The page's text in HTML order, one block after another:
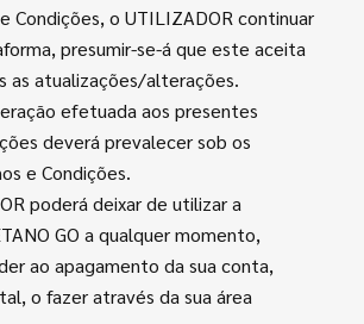
Condições, o UTILIZADOR continuar
presumir-se-á que este aceita
as atualizações/alterações.
efetuada aos presentes
deverá prevalecer sob os
e Condições.
poderá deixar de utilizar a
GO a qualquer momento,
ao apagamento da sua conta,
o fazer através da sua área